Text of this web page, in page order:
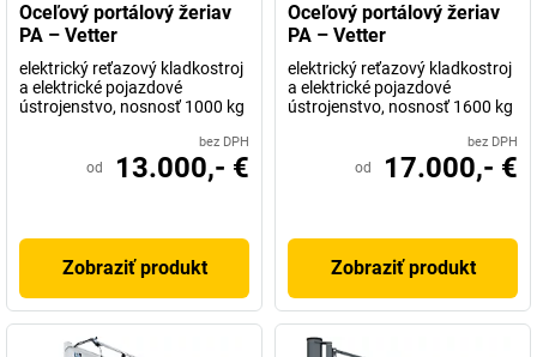
Oceľový portálový žeriav
PA – Vetter
elektrický reťazový kladkostroj
a elektrické pojazdové
ústrojenstvo, nosnosť 1000 kg
bez DPH
od 13.000,- €
Zobraziť produkt
Oceľový portálový žeriav
PA – Vetter
elektrický reťazový kladkostroj
a elektrické pojazdové
ústrojenstvo, nosnosť 1600 kg
bez DPH
od 17.000,- €
Zobraziť produkt